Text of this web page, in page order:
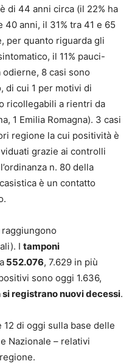
di 44 anni circa (il 22% ha
40 anni, il 31% tra 41 e 65
per quanto riguarda gli
il 11% pauci-
8 casi sono
di cui 1 per motivi di
ricollegabili a rientri da
1 Emilia Romagna). 3 casi
regione la cui positività è
grazie ai controlli
n. 80 della
è un contatto
I tamponi
552.076, 7.629 in più
sono oggi 1.636,
si registrano nuovi decessi.
di oggi sulla base delle
Nazionale – relativi